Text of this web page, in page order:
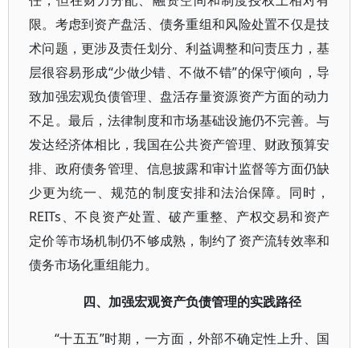
限。考虑到资产盘活、债务重组和风险处置不仅是技
术问题，更涉及责任划分、利益调整和问责压力，基
层很容易形成“少做少错、不做不错”的保守倾向，导
致加强宏观负债管理、盘活存量资源资产方面的动力
不足。最后，法律制度和市场基础设施仍不完善。与
发达经济体相比，我国在公共资产管理、财政预算安
排、政府债务管理、信息披露和审计监督等方面仍缺
少更为统一、规范的制度安排和法治保障。同时，
REITs、不良资产处置、破产重整、产权交易和资产
定价等市场机制仍不够成熟，制约了资产流转效率和
债务市场化重组能力。
四、加强宏观资产负债管理的实践路径
“十五五”时期，一方面，外部不确定性上升、国